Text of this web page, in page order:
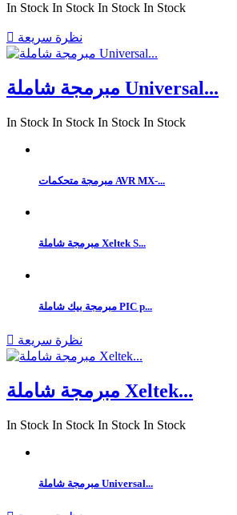
In Stock In Stock In Stock In Stock
 نظرة سريعة
مبرمجة شاملة Universal...
In Stock In Stock In Stock In Stock
مبرمجة متحكمات AVR MX-...
مبرمجة شاملة Xeltek S...
مبرمجة بيك شاملة PIC p...
 نظرة سريعة
مبرمجة شاملة Xeltek...
In Stock In Stock In Stock In Stock
مبرمجة شاملة Universal...